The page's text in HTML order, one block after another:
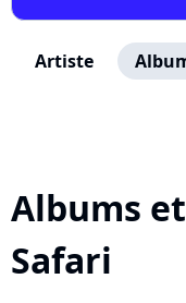
Artiste
Albums
Safari